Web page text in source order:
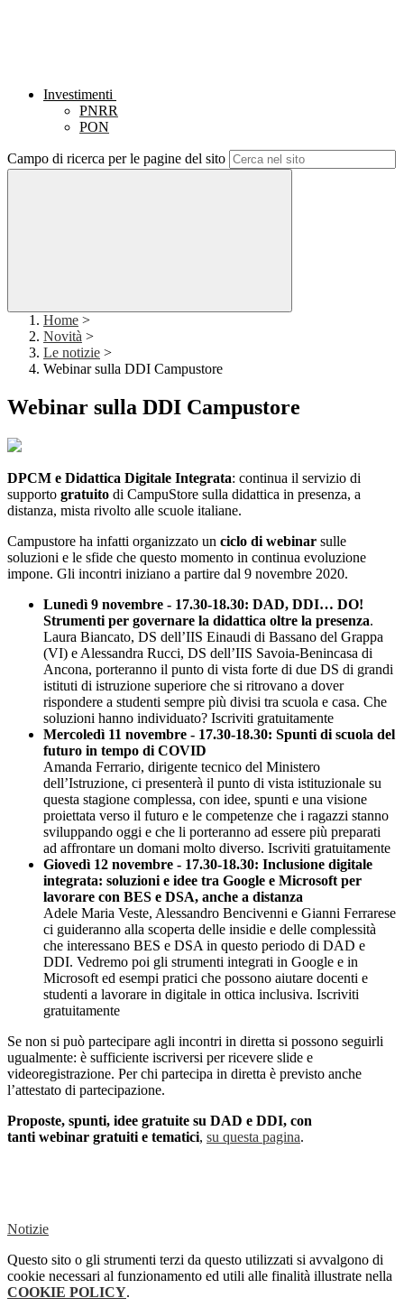
Investimenti
PNRR
PON
Campo di ricerca per le pagine del sito
Home >
Novità >
Le notizie >
Webinar sulla DDI Campustore
Webinar sulla DDI Campustore
DPCM e Didattica Digitale Integrata: continua il servizio di
supporto gratuito di CampuStore sulla didattica in presenza, a
distanza, mista rivolto alle scuole italiane.
Campustore ha infatti organizzato un ciclo di webinar sulle
soluzioni e le sfide che questo momento in continua evoluzione
impone. Gli incontri iniziano a partire dal 9 novembre 2020.
Lunedì 9 novembre - 17.30-18.30: DAD, DDI… DO!
Strumenti per governare la didattica oltre la presenza.
Laura Biancato, DS dell’IIS Einaudi di Bassano del Grappa
(VI) e Alessandra Rucci, DS dell’IIS Savoia-Benincasa di
Ancona, porteranno il punto di vista forte di due DS di grandi
istituti di istruzione superiore che si ritrovano a dover
rispondere a studenti sempre più divisi tra scuola e casa. Che
soluzioni hanno individuato? Iscriviti gratuitamente
Mercoledì 11 novembre - 17.30-18.30: Spunti di scuola del
futuro in tempo di COVID
Amanda Ferrario, dirigente tecnico del Ministero
dell’Istruzione, ci presenterà il punto di vista istituzionale su
questa stagione complessa, con idee, spunti e una visione
proiettata verso il futuro e le competenze che i ragazzi stanno
sviluppando oggi e che li porteranno ad essere più preparati
ad affrontare un domani molto diverso. Iscriviti gratuitamente
Giovedì 12 novembre - 17.30-18.30: Inclusione digitale
integrata: soluzioni e idee tra Google e Microsoft per
lavorare con BES e DSA, anche a distanza
Adele Maria Veste, Alessandro Bencivenni e Gianni Ferrarese
ci guideranno alla scoperta delle insidie e delle complessità
che interessano BES e DSA in questo periodo di DAD e
DDI. Vedremo poi gli strumenti integrati in Google e in
Microsoft ed esempi pratici che possono aiutare docenti e
studenti a lavorare in digitale in ottica inclusiva. Iscriviti
gratuitamente
Se non si può partecipare agli incontri in diretta si possono seguirli
ugualmente: è sufficiente iscriversi per ricevere slide e
videoregistrazione. Per chi partecipa in diretta è previsto anche
l’attestato di partecipazione.
Proposte, spunti, idee gratuite su DAD e DDI, con
tanti webinar gratuiti e tematici, su questa pagina.
Notizie
Questo sito o gli strumenti terzi da questo utilizzati si avvalgono di
cookie necessari al funzionamento ed utili alle finalità illustrate nella
COOKIE POLICY.